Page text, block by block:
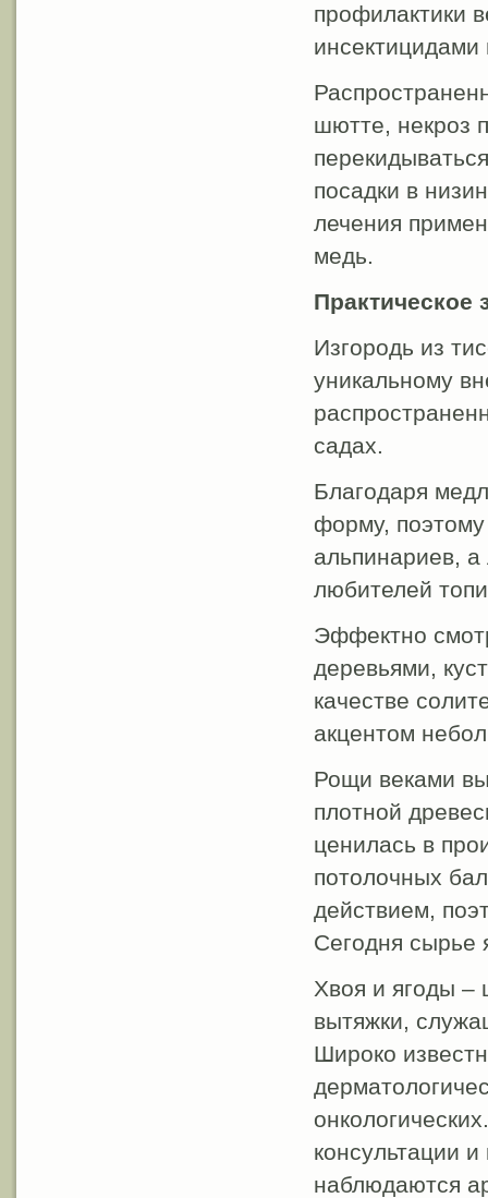
профилактики
инсектицидами
шютте, некроз
посадки в
лечения
медь.
Практическое
Изгородь из
уникальному
садах.
Благодаря
форму,
альпинариев, а
любителей
Эффектно
деревьями,
качестве
акцентом
Рощи веками
плотной
ценилась в
потолочных
действием,
Сегодня сырье
Хвоя и ягоды –
вытяжки,
Широко
консультации
наблюдаются